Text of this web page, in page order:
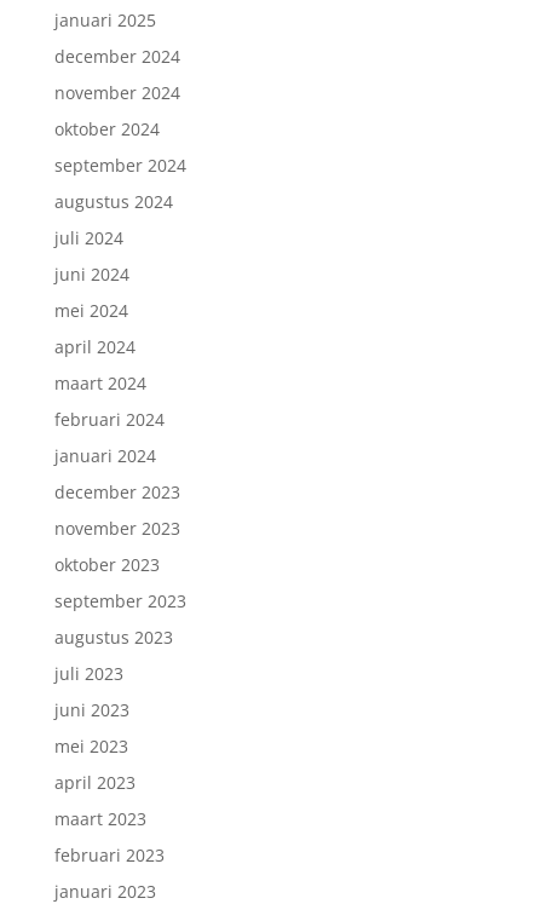
januari 2025
december 2024
november 2024
oktober 2024
september 2024
augustus 2024
juli 2024
juni 2024
mei 2024
april 2024
maart 2024
februari 2024
januari 2024
december 2023
november 2023
oktober 2023
september 2023
augustus 2023
juli 2023
juni 2023
mei 2023
april 2023
maart 2023
februari 2023
januari 2023